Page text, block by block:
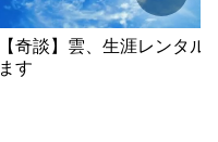
【奇談】雲、生涯レンタル
ます